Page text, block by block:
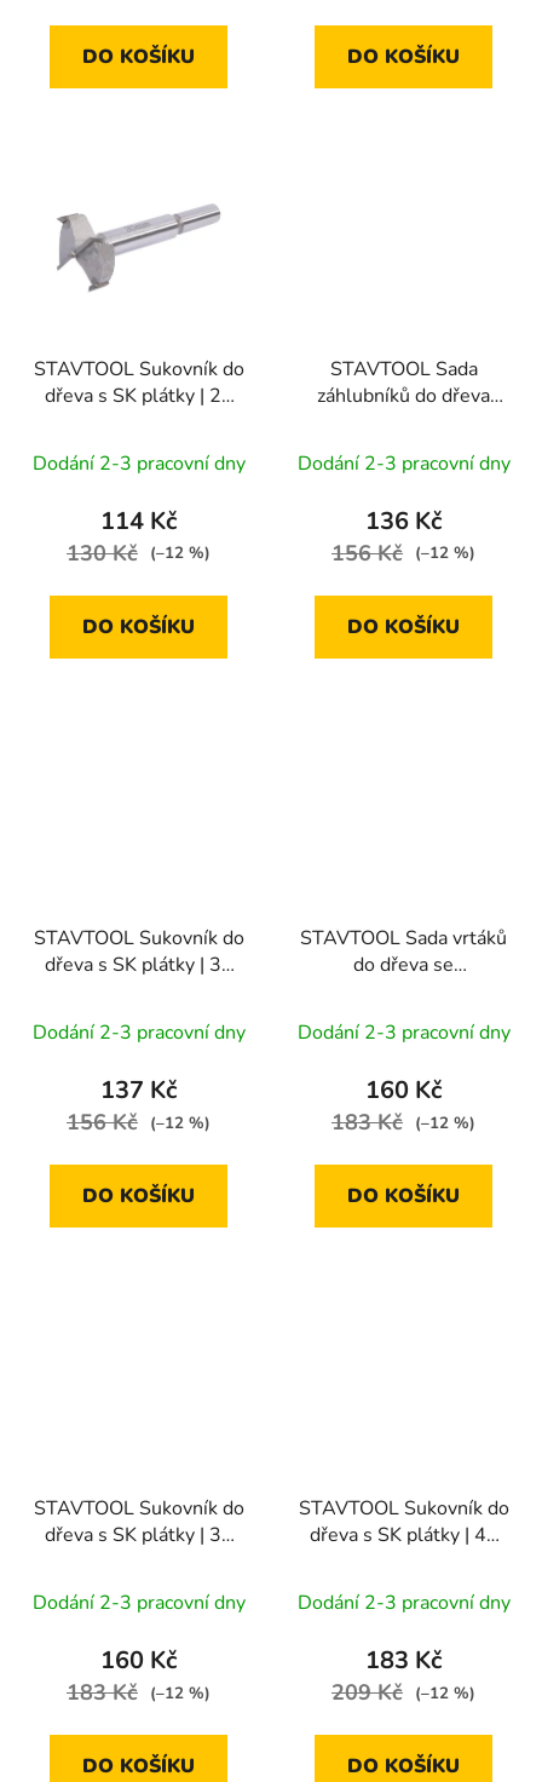
DO KOŠÍKU DO KOŠÍKU
STAVTOOL Sukovník do
dřeva s SK plátky | 25
Dodání 2-3 pracovní dny
114 Kč
130 Kč (–12 %)
DO KOŠÍKU
STAVTOOL Sada
záhlubníků do dřeva
obal
Dodání 2-3 pracovní dny
136 Kč
156 Kč (–12 %)
DO KOŠÍKU
STAVTOOL Sukovník do
dřeva s SK plátky | 30
Dodání 2-3 pracovní dny
137 Kč
156 Kč (–12 %)
DO KOŠÍKU
STAVTOOL Sada vrtáků
do dřeva se
mm, blistrový obal
Dodání 2-3 pracovní dny
160 Kč
183 Kč (–12 %)
DO KOŠÍKU
STAVTOOL Sukovník do
dřeva s SK plátky | 35
Dodání 2-3 pracovní dny
160 Kč
183 Kč (–12 %)
DO KOŠÍKU
STAVTOOL Sukovník do
dřeva s SK plátky | 40
Dodání 2-3 pracovní dny
183 Kč
209 Kč (–12 %)
DO KOŠÍKU